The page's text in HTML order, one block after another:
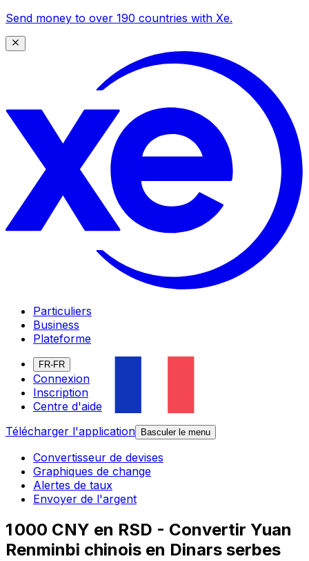
Send money to over 190 countries with Xe.
Particuliers
Business
Plateforme
FR-FR
Connexion
Inscription
Centre d'aide
Télécharger l'application
Basculer le menu
Convertisseur de devises
Graphiques de change
Alertes de taux
Envoyer de l'argent
1 000 CNY en RSD - Convertir Yuan
Renminbi chinois en Dinars serbes